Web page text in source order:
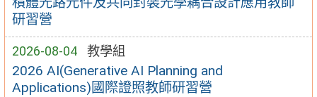
研習營
2026-08-04 教學組
2026 AI(Generative AI Planning and
Applications)國際證照教師研習營